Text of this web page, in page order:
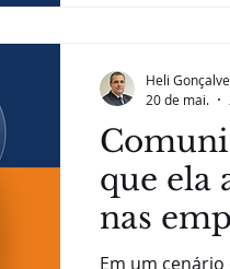
demais riscos
assédio moral
que ela
nas
Em um
Heli
20 de mai.